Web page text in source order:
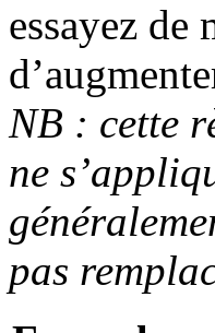
essayez
NB : cette
ne
pas